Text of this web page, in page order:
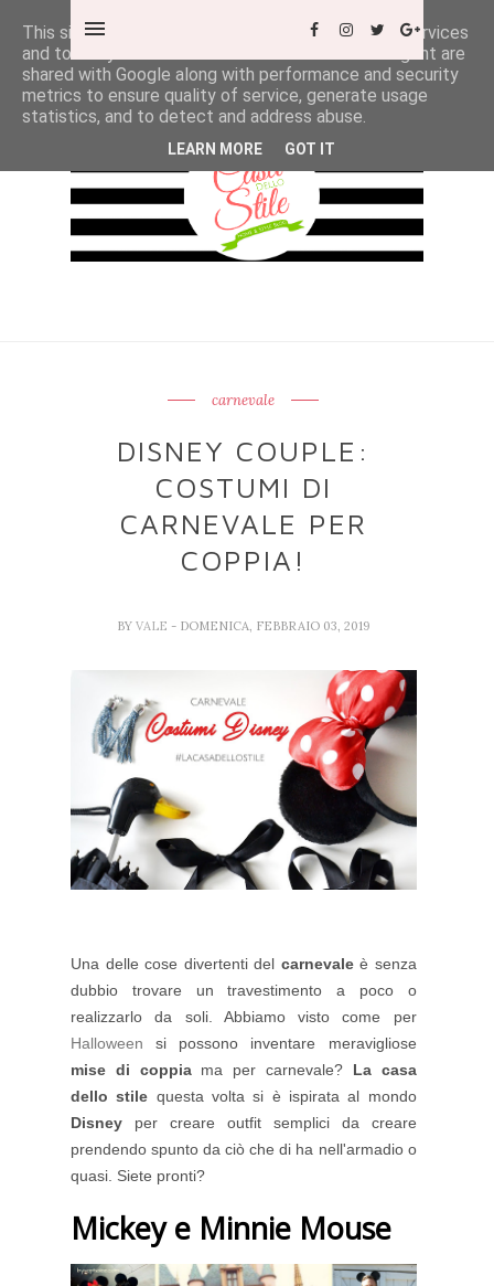
carnevale
DISNEY COUPLE:
COSTUMI DI
CARNEVALE PER
COPPIA!
BY VALE - DOMENICA, FEBBRAIO 03, 2019
Una delle cose divertenti del carnevaleè senza
dubbio trovare un travestimento a poco o
realizzarlo da soli. Abbiamo visto come per
Halloween si possono inventare meravigliose
mise di coppiama per carnevale? La casa
dello stile questa volta si è ispirata al mondo
Disney per creare outfit semplici da creare
prendendo spunto da ciò che di ha nell'armadio o
quasi. Siete pronti?
Mickey e Minnie Mouse
This site uses cookies from Google to deliver its services
and to analyze traffic. Your IP address and user-agent are
shared with Google along with performance and security
metrics to ensure quality of service, generate usage
statistics, and to detect and address abuse.
LEARN MORE GOT IT